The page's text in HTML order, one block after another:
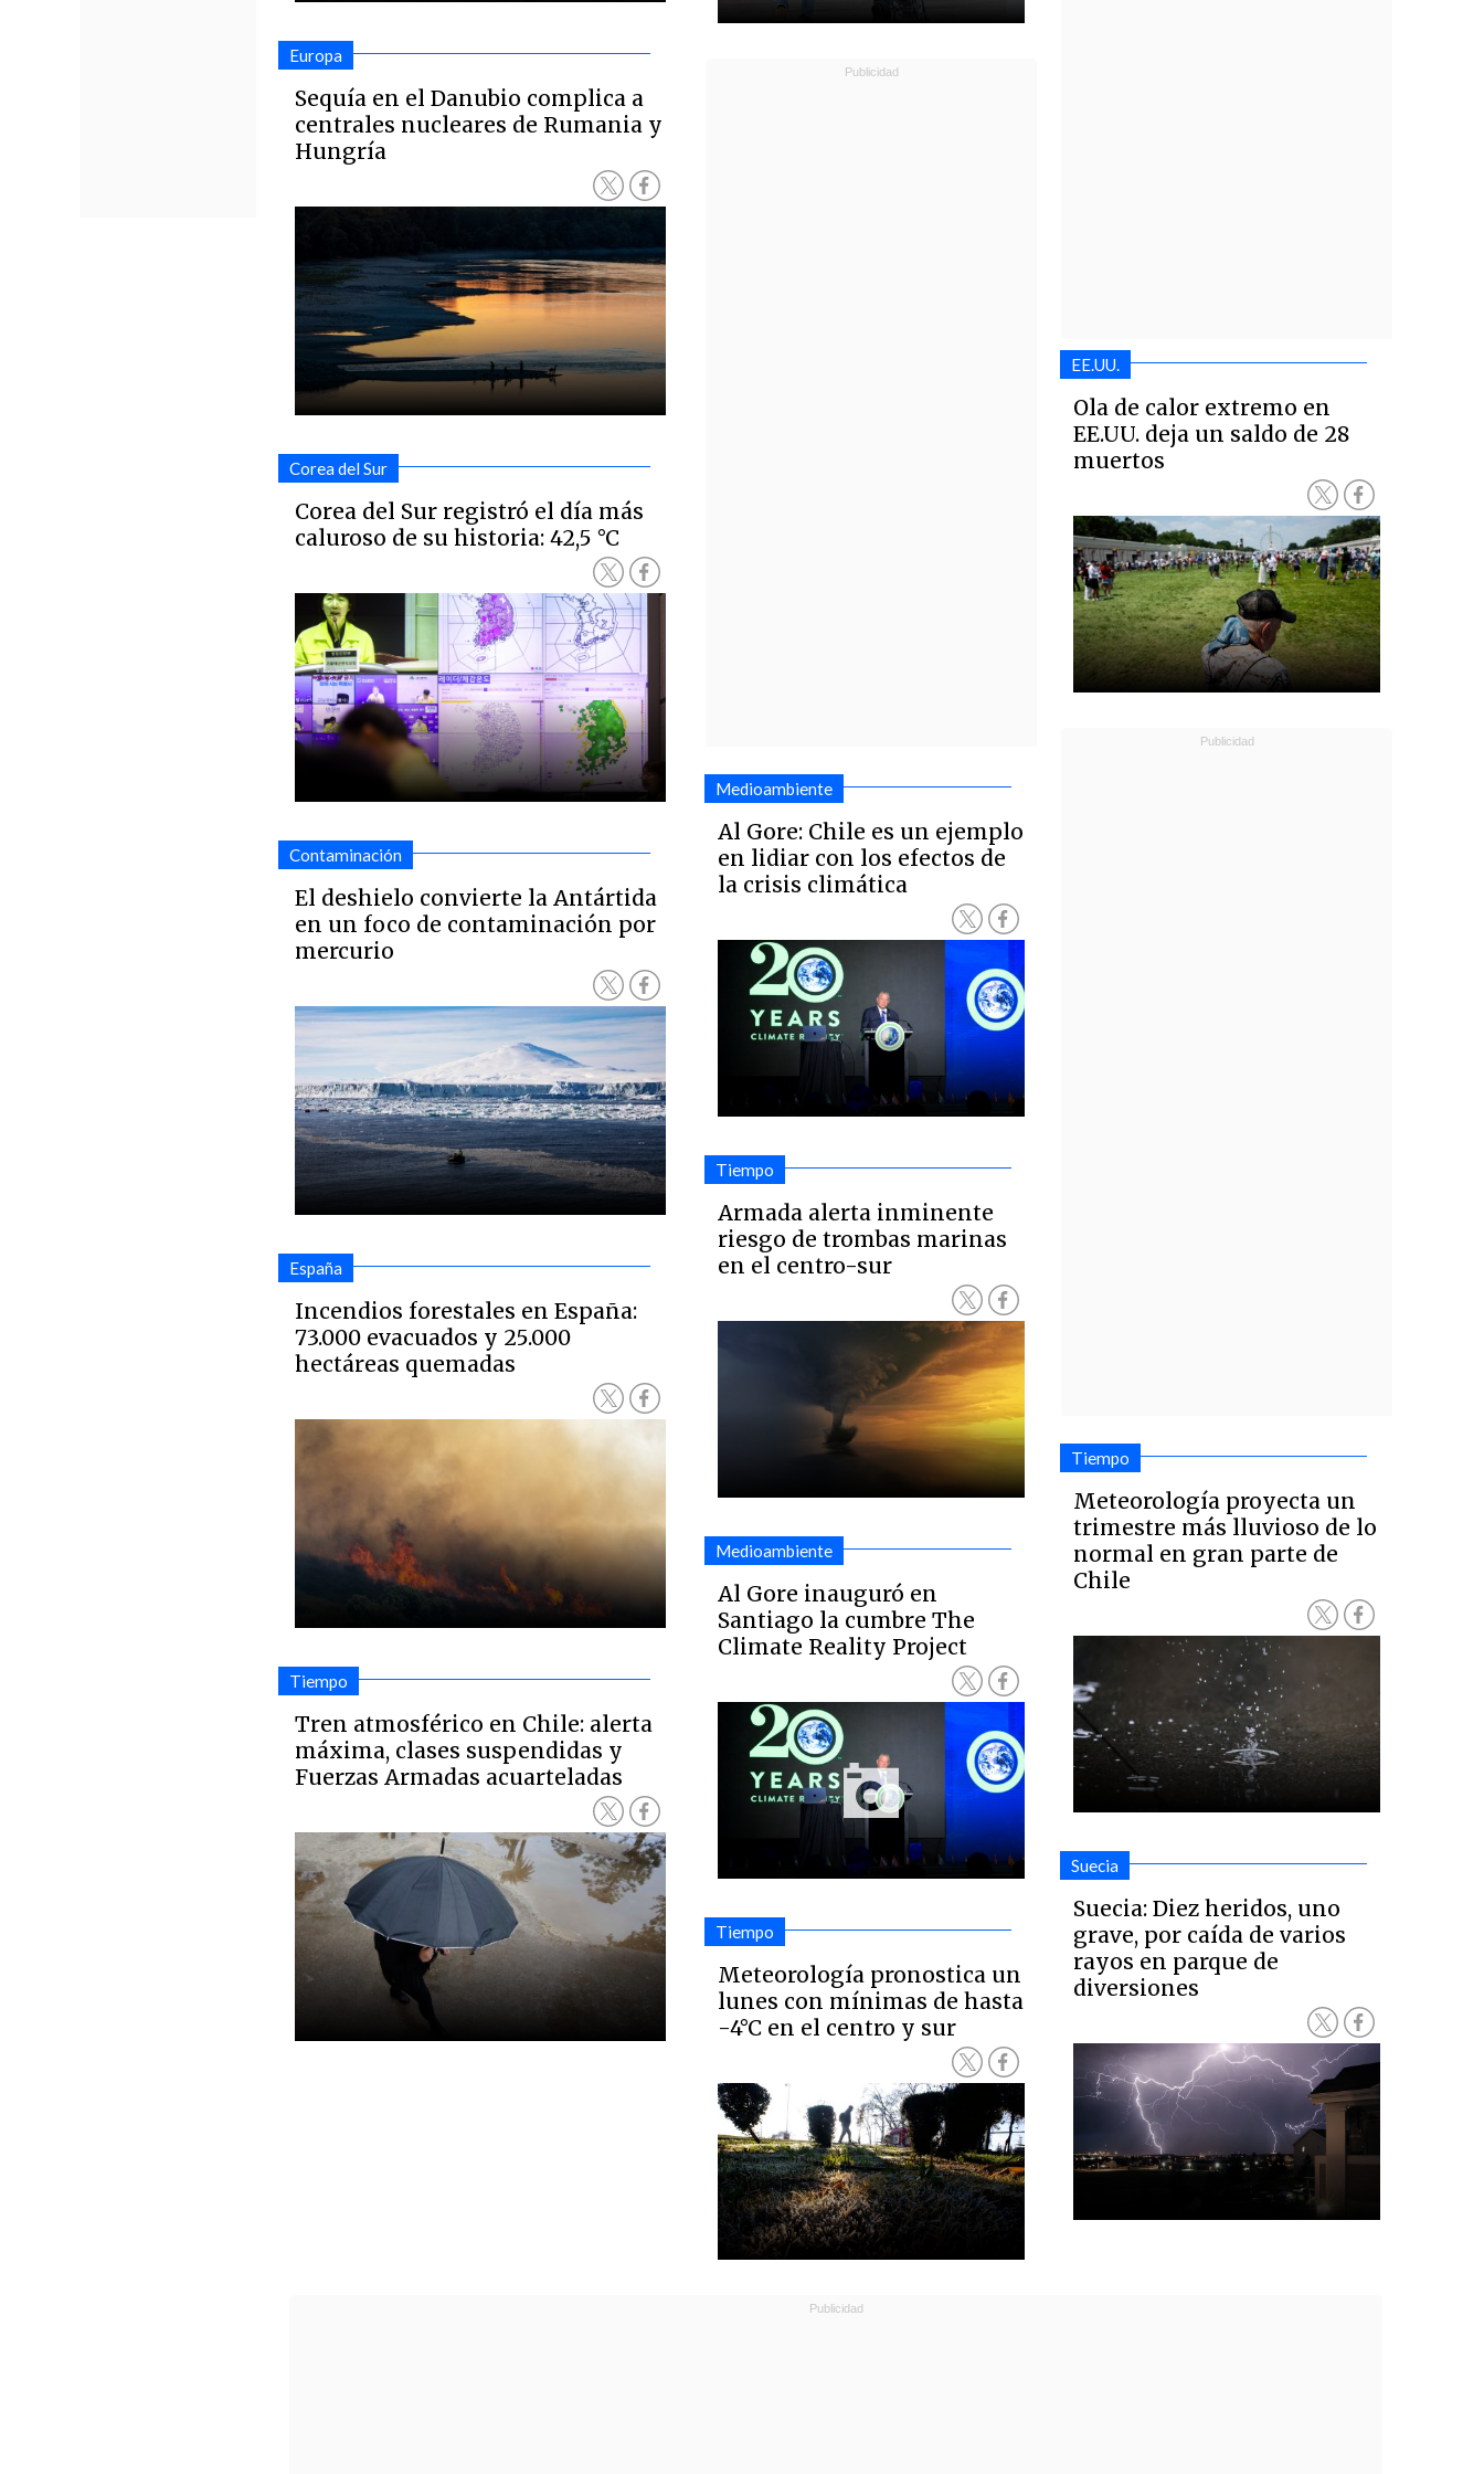
Europa
Sequía en el Danubio complica a
centrales nucleares de Rumania y
Hungría
Corea del Sur
Corea del Sur registró el día más
caluroso de su historia: 42,5 °C
Contaminación
El deshielo convierte la Antártida
en un foco de contaminación por
mercurio
España
Incendios forestales en España:
73.000 evacuados y 25.000
hectáreas quemadas
Tiempo
Tren atmosférico en Chile: alerta
máxima, clases suspendidas y
Fuerzas Armadas acuarteladas
Medioambiente
Al Gore: Chile es un ejemplo
en lidiar con los efectos de
la crisis climática
Tiempo
Armada alerta inminente
riesgo de trombas marinas
en el centro-sur
Medioambiente
Al Gore inauguró en
Santiago la cumbre The
Climate Reality Project
Tiempo
Meteorología pronostica un
lunes con mínimas de hasta
-4°C en el centro y sur
EE.UU.
Ola de calor extremo en
EE.UU. deja un saldo de 28
muertos
Tiempo
Meteorología proyecta un
trimestre más lluvioso de lo
normal en gran parte de
Chile
Suecia
Suecia: Diez heridos, uno
grave, por caída de varios
rayos en parque de
diversiones